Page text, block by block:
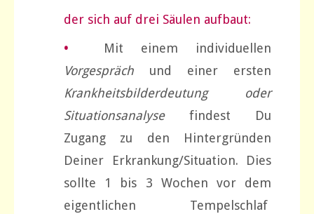
der sich auf drei Säulen aufbaut:
•Mit einem individuellen
Vorgesprächund einer ersten
Krankheitsbilderdeutung oder
Situationsanalysefindest Du
Zugang zu den Hintergründen
Deiner Erkrankung/Situation. Dies
sollte 1 bis 3 Wochen vor dem
eigentlichen Tempelschlaf